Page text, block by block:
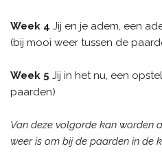
Week 4 Jij en je adem, een
(bij mooi weer tussen de
Week 5 Jij in het nu, een
paarden)
Van deze volgorde kan worden
weer is om bij de paarden in de